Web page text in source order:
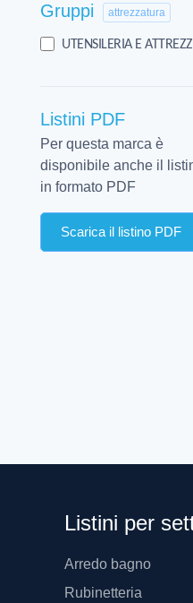
Gruppi attrezzatura
UTENSILERIA E
Listini PDF
Per questa marca è
disponibile anche il
in formato PDF
Scarica il listino PDF
Listini per
Arredo bagno
Rubinetteria